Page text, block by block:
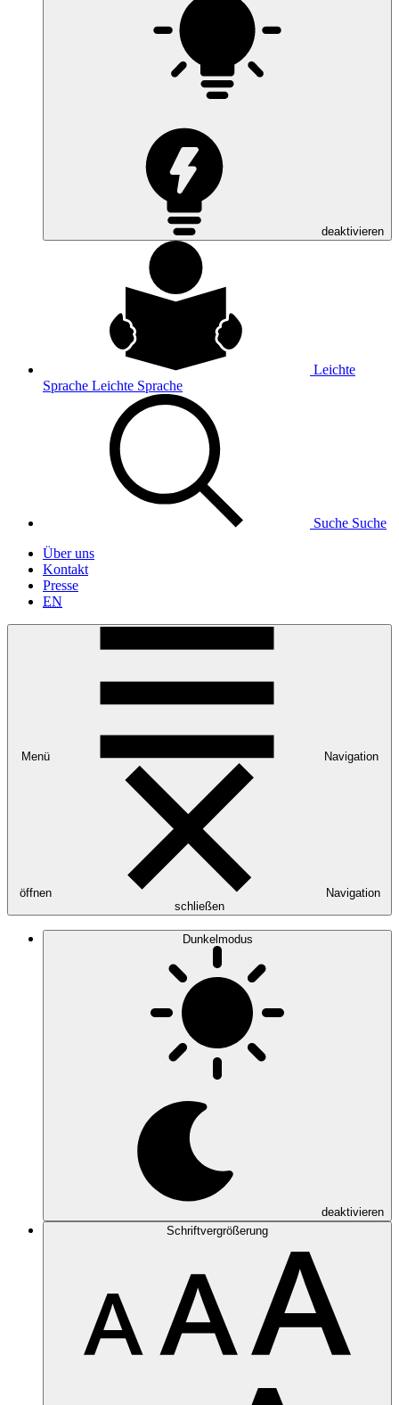
deaktivieren
Leichte
Sprache Leichte Sprache
Suche Suche
Über uns
Kontakt
Presse
EN
Menü Navigation
öffnen
Navigation
schließen
Dunkelmodus
deaktivieren
Schriftvergrößerung